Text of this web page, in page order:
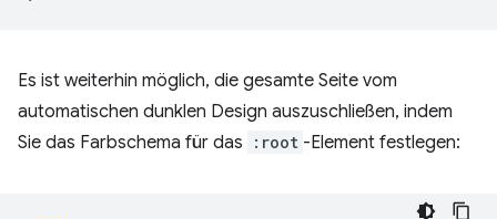
Es ist weiterhin möglich, die gesamte Seite vom
automatischen dunklen Design auszuschließen, indem
Sie das Farbschema für das
:root -Element festlegen: